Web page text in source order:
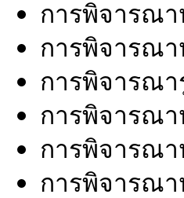
การพิจารณ
การพิจารณ
การพิจารณา
การพิจารณา
การพิจารณ
การพิจารณา